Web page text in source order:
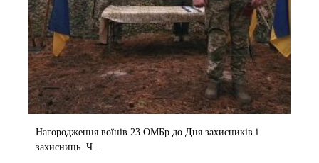
Нагородження воїнів 23 ОМБр до Дня захисників і
захисниць. Ч...